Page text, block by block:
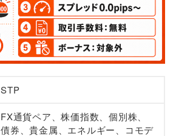
STP
FX通貨ペア、株価指数、個別株、
債券、貴金属、エネルギー、コモデ